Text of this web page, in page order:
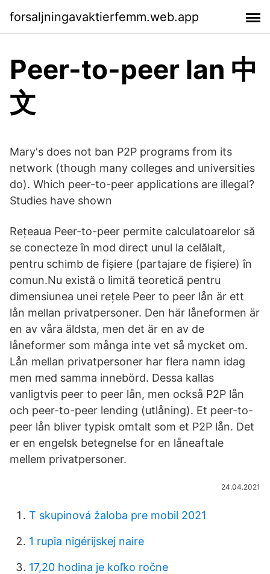
forsaljningavaktierfemm.web.app
Peer-to-peer lan 中
文
Mary's does not ban P2P programs from its
network (though many colleges and universities
do). Which peer-to-peer applications are illegal?
Studies have shown
Rețeaua Peer-to-peer permite calculatoarelor să
se conecteze în mod direct unul la celălalt,
pentru schimb de fișiere (partajare de fișiere) în
comun.Nu există o limită teoretică pentru
dimensiunea unei rețele Peer to peer lån är ett
lån mellan privatpersoner. Den här låneformen är
en av våra äldsta, men det är en av de
låneformer som många inte vet så mycket om.
Lån mellan privatpersoner har flera namn idag
men med samma innebörd. Dessa kallas
vanligtvis peer to peer lån, men också P2P lån
och peer-to-peer lending (utlåning). Et peer-to-
peer lån bliver typisk omtalt som et P2P lån. Det
er en engelsk betegnelse for en låneaftale
mellem privatpersoner.
24.04.2021
T skupinová žaloba pre mobil 2021
1 rupia nigérijskej naire
17,20 hodina je koľko ročne